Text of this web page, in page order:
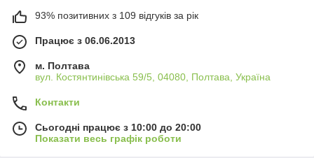
93% позитивних з 109 відгуків за рік
Працює з 06.06.2013
м. Полтава
вул. Костянтинівська 59/5, 04080, Полтава, Україна
Контакти
Сьогодні працює з 10:00 до 20:00
Показати весь графік роботи